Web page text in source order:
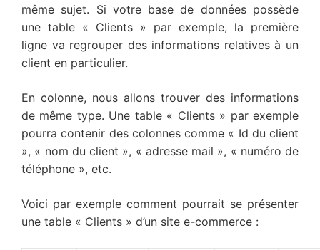
même sujet. Si votre base de données possède
une table « Clients » par exemple, la première
ligne va regrouper des informations relatives à un
client en particulier.
En colonne, nous allons trouver des informations
de même type. Une table « Clients » par exemple
pourra contenir des colonnes comme « Id du client
», « nom du client », « adresse mail », « numéro de
téléphone », etc.
Voici par exemple comment pourrait se présenter
une table « Clients » d’un site e-commerce :